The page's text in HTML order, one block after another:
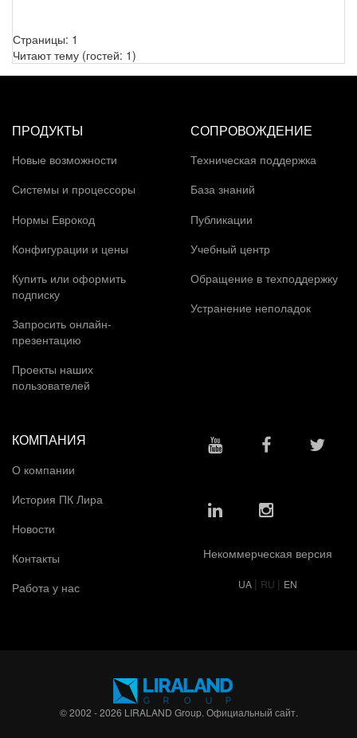
Страницы: 1
Читают тему (гостей: 1)
ПРОДУКТЫ
Новые возможности
Системы и процессоры
Нормы Еврокод
Конфигурации и цены
Купить или оформить
подписку
Запросить онлайн-
презентацию
Проекты наших
пользователей
СОПРОВОЖДЕНИЕ
Техническая поддержка
База знаний
Публикации
Учебный центр
Обращение в техподдержку
Устранение неполадок
КОМПАНИЯ
О компании
История ПК Лира
Новости
Контакты
Работа у нас
Некоммерческая версия
UA | RU | EN
© 2002 - 2026 LIRALAND Group. Официальный сайт.